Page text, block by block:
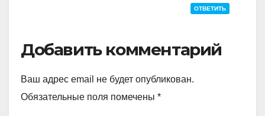
ОТВЕТИТЬ
Добавить комментарий
Ваш адрес email не будет опубликован.
Обязательные поля помечены *